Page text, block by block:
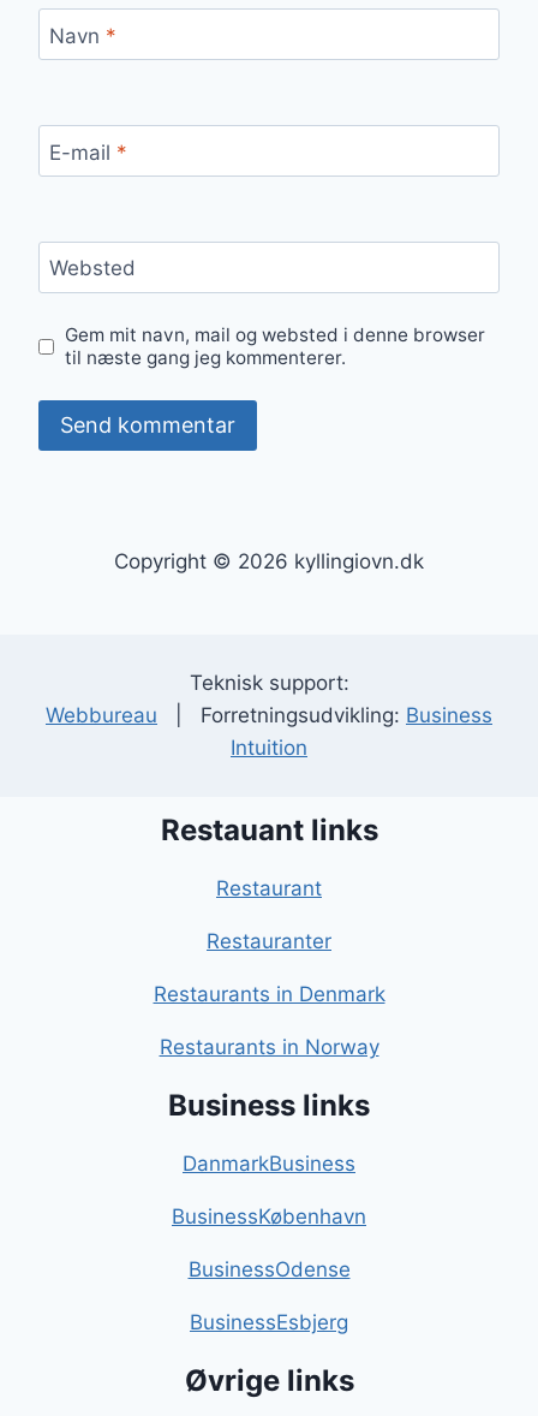
Navn *
E-mail *
Websted
Gem mit navn, mail og websted i denne browser
til næste gang jeg kommenterer.
Copyright © 2026 kyllingiovn.dk
Teknisk support:
Webbureau | Forretningsudvikling: Business
Intuition
Restauant links
Restaurant
Restauranter
Restaurants in Denmark
Restaurants in Norway
Business links
DanmarkBusiness
BusinessKøbenhavn
BusinessOdense
BusinessEsbjerg
Øvrige links